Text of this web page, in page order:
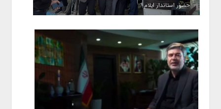
حضور استاندار ایلام